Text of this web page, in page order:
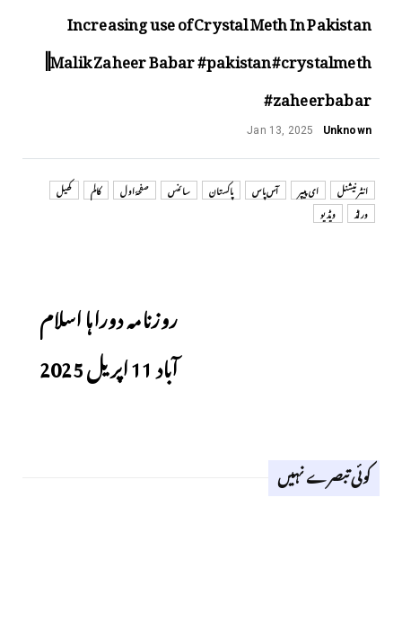
Increasing use of Crystal Meth In Pakistan
||Malik Zaheer Babar #pakistan#crystalmeth
#zaheerbabar
Unknown
Jan 13, 2025
انٹر نیشنل ای پیپر آس پاس پاکستان سائنس صفحۂ اول کالم
کھیل
ورلڈ
ویڈیو
روزنامہ دوراہا اسلام
آباد 11 اپریل 2025
کوئی تبصرے نہیں